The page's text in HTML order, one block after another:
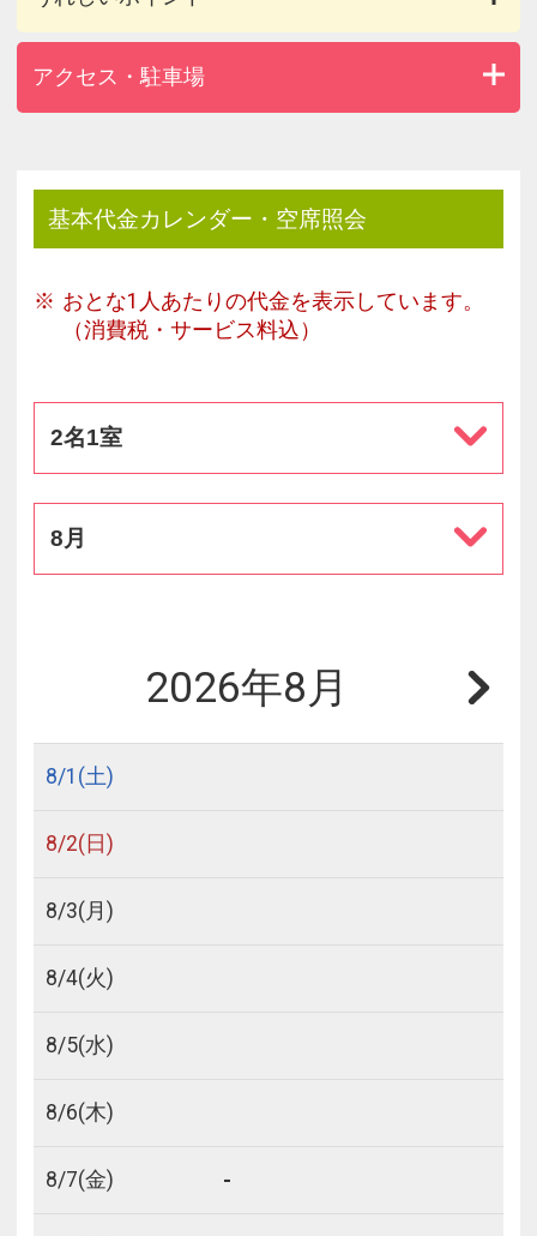
アクセス・駐車場
基本代金カレンダー・空席照会
おとな1人あたりの代金を表示しています。
（消費税・サービス料込）
2名1室
8月
2026年8月
8/1 (土)
8/2(日)
8/3(月)
8/4(火)
8/5(水)
8/6(木)
8/7(金) -